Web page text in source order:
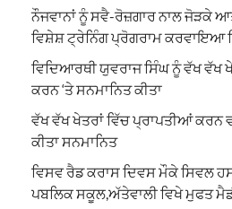
ਨੌਜਵਾਨਾਂ ਨੂੰ ਸਵੈ-ਰੋਜ਼ਗਾਰ ਨਾਲ ਜੋੜਕੇ
ਵਿਸ਼ੇਸ਼ ਟ੍ਰੇਨਿੰਗ ਪ੍ਰੋਗਰਾਮ ਕਰਵਾਇਆ
ਵਿਦਿਆਰਥੀ ਯੁਵਰਾਜ ਸਿੰਘ ਨੂੰ ਵੱਖ ਵੱਖ
ਕਰਨ ‘ਤੇ ਸਨਮਾਨਿਤ ਕੀਤਾ
ਵੱਖ ਵੱਖ ਖੇਤਰਾਂ ਵਿੱਚ ਪ੍ਰਾਪਤੀਆਂ ਕਰਨ
ਕੀਤਾ ਸਨਮਾਨਿਤ
ਵਿਸਵ ਰੈਡ ਕਰਾਸ ਦਿਵਸ ਮੌਕੇ ਸਿਵਲ
ਪਬਲਿਕ ਸਕੂਲ,ਅੱਤੇਵਾਲੀ ਵਿਖੇ ਮੁਫਤ